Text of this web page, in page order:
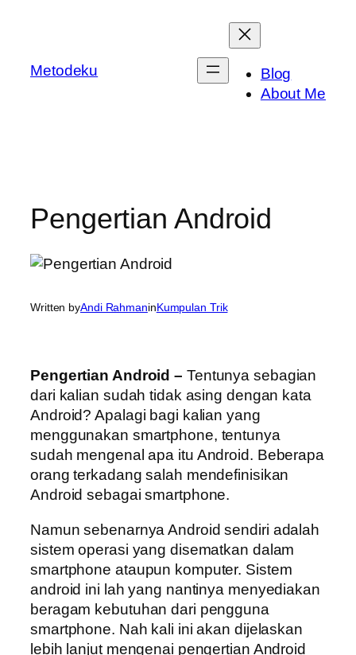
Metodeku
Blog
About Me
Pengertian Android
Written byAndi RahmaninKumpulan Trik
Pengertian Android – Tentunya sebagian
dari kalian sudah tidak asing dengan kata
Android? Apalagi bagi kalian yang
menggunakan smartphone, tentunya
sudah mengenal apa itu Android. Beberapa
orang terkadang salah mendefinisikan
Android sebagai smartphone.
Namun sebenarnya Android sendiri adalah
sistem operasi yang disematkan dalam
smartphone ataupun komputer. Sistem
android ini lah yang nantinya menyediakan
beragam kebutuhan dari pengguna
smartphone. Nah kali ini akan dijelaskan
lebih lanjut mengenai pengertian Android